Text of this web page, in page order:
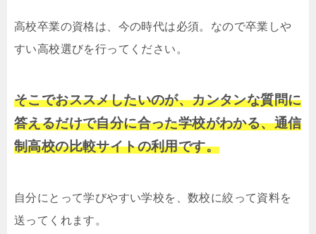
高校卒業の資格は、今の時代は必須。なので卒業しや
すい高校選びを行ってください。
そこでおススメしたいのが、カンタンな質問に
答えるだけで自分に合った学校がわかる、通信
制高校の比較サイトの利用です。
自分にとって学びやすい学校を、数校に絞って資料を
送ってくれます。